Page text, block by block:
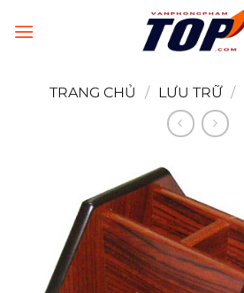
đến
TRANG CHỦ
/ LƯU TRỮ /